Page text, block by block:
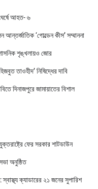
আহত- ৬
আন্তর্জাতিক ‘গোল্ডেন কীস’ সম্মাননা
শৃঙ্খলায়ও জোর
তাওহীদ’ নিষিদ্ধের দাবি
দিনাজপুরে জামায়াতের বিশাল
ফের সরকার শাটডাউন
অনুষ্ঠিত
ক্যাডারের ২১ জনের সুপারিশ